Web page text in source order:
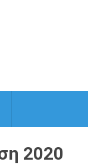
2020